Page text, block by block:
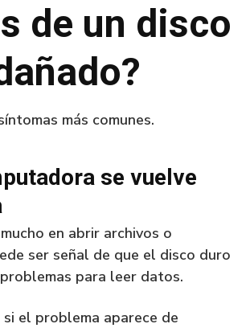
de un disco
más comunes.
se vuelve
en abrir archivos o
ser señal de que el disco duro
para leer datos.
si el problema aparece de